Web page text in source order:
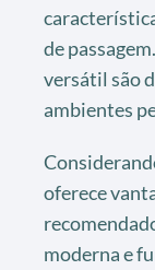
de
versátil são
ambientes
oferece
moderna e